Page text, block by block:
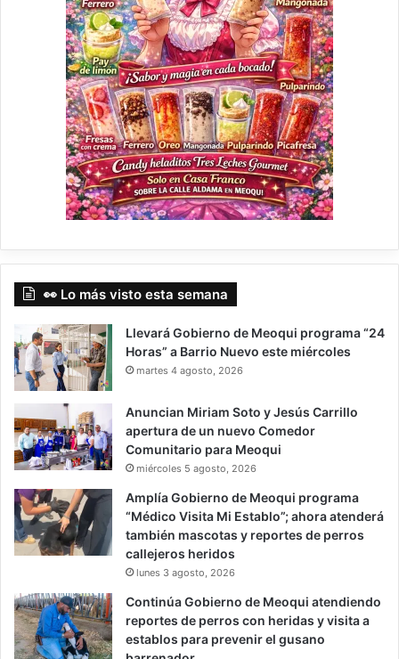
👀 Lo más visto esta semana
Llevará Gobierno de Meoqui programa “24
Horas” a Barrio Nuevo este miércoles
martes 4 agosto, 2026
Anuncian Miriam Soto y Jesús Carrillo
apertura de un nuevo Comedor
Comunitario para Meoqui
miércoles 5 agosto, 2026
Amplía Gobierno de Meoqui programa
“Médico Visita Mi Establo”; ahora atenderá
también mascotas y reportes de perros
callejeros heridos
lunes 3 agosto, 2026
Continúa Gobierno de Meoqui atendiendo
reportes de perros con heridas y visita a
establos para prevenir el gusano